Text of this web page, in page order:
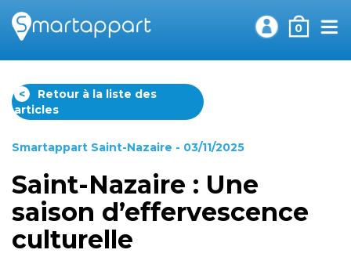
0
<
Retour à la liste des
articles
Smartappart Saint-Nazaire - 03/11/2025
Saint-Nazaire : Une
saison d’effervescence
culturelle